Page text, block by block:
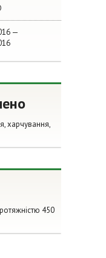
—
харчування,
450